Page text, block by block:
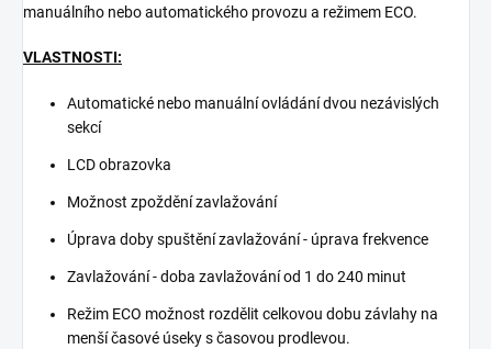
manuálního nebo automatického provozu a režimem ECO.
VLASTNOSTI:
Automatické nebo manuální ovládání dvou nezávislých
sekcí
LCD obrazovka
Možnost zpoždění zavlažování
Úprava doby spuštění zavlažování - úprava frekvence
Zavlažování - doba zavlažování od 1 do 240 minut
Režim ECO možnost rozdělit celkovou dobu závlahy na
menší časové úseky s časovou prodlevou.